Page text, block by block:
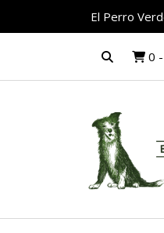
El Perro
0 -